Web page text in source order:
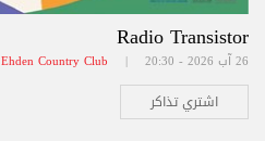
Radio Transistor
26 آب 2026 - 20:30 | Ehden Country Club
اشتري تذاكر